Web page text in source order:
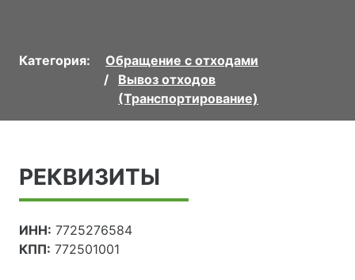
Категория:
Обращение с отходами
Вывоз отходов
(Транспортирование)
РЕКВИЗИТЫ
ИНН: 7725276584
КПП: 772501001